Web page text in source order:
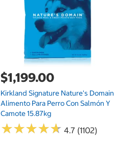
$1,199.00
Kirkland Signature Nature's Domain
Alimento Para Perro Con Salmón Y
Camote 15.87kg
★★★★★
★★★★★ 4.7 (1102)